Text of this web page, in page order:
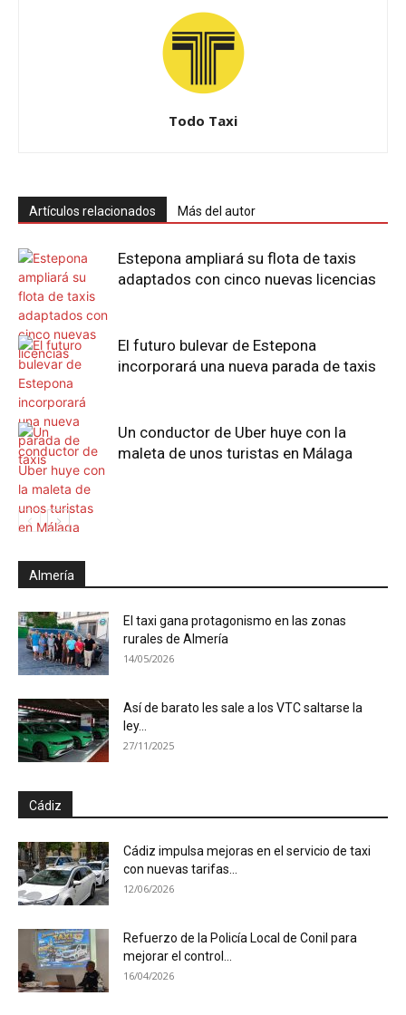
Todo Taxi
Artículos relacionados Más del autor
Estepona ampliará su flota de taxis
adaptados con cinco nuevas licencias
El futuro bulevar de Estepona
incorporará una nueva parada de taxis
Un conductor de Uber huye con la
maleta de unos turistas en Málaga
Almería
El taxi gana protagonismo en las zonas
rurales de Almería
14/05/2026
Así de barato les sale a los VTC saltarse la
ley...
27/11/2025
Cádiz
Cádiz impulsa mejoras en el servicio de taxi
con nuevas tarifas...
12/06/2026
Refuerzo de la Policía Local de Conil para
mejorar el control...
16/04/2026